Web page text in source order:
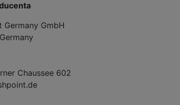
Germany GmbH
Chaussee 602